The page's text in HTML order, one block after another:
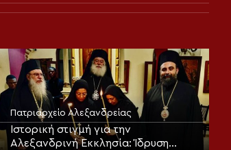
Πατριαρχείο Αλεξανδρείας
Ιστορική στιγμή για την
Αλεξανδρινή Εκκλησία: Ίδρυση